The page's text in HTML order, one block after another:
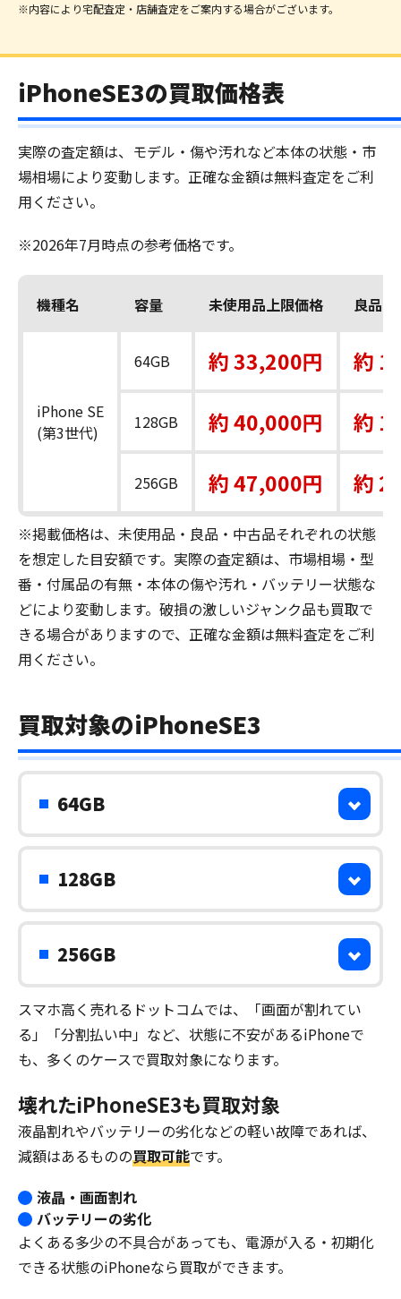
※内容により宅配査定・店舗査定をご案内する場合がございます。
iPhoneSE3の買取価格表
実際の査定額は、モデル・傷や汚れなど本体の状態・市
場相場により変動します。正確な金額は無料査定をご利
用ください。
※2026年7月時点の参考価格です。
機種名 容量 未使用品上限価格 良品
iPhone SE
(第3世代)
64GB 約 33,200円 約
128GB 約 40,000円 約
256GB 約 47,000円 約
※掲載価格は、未使用品・良品・中古品それぞれの状態
を想定した目安額です。実際の査定額は、市場相場・型
番・付属品の有無・本体の傷や汚れ・バッテリー状態な
どにより変動します。破損の激しいジャンク品も買取で
きる場合がありますので、正確な金額は無料査定をご利
用ください。
買取対象のiPhoneSE3
64GB
128GB
256GB
スマホ高く売れるドットコムでは、「画面が割れてい
る」「分割払い中」など、状態に不安があるiPhoneで
も、多くのケースで買取対象になります。
壊れたiPhoneSE3も買取対象
液晶割れやバッテリーの劣化などの軽い故障であれば、
減額はあるものの買取可能です。
液晶・画面割れ
バッテリーの劣化
よくある多少の不具合があっても、電源が入る・初期化
できる状態のiPhoneなら買取ができます。